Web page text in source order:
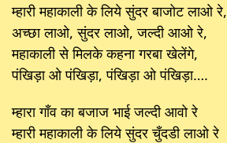
म्हारी महाकाली के लिये सुंदर बाजोट लाओ रे,
अच्छा लाओ, सुंदर लाओ, जल्दी आओ रे,
महाकाली से मिलके कहना गरबा खेलेंगे,
पंखिड़ा ओ पंखिड़ा, पंखिड़ा ओ पंखिड़ा….
म्हारा गाँव का बजाज भाई जल्दी आवो रे
म्हारी महाकाली के लिये सुंदर चुँदडी लाओ रे